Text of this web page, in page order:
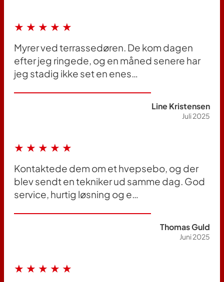
★★★★★
Myrer ved terrassedøren. De kom dagen
efter jeg ringede, og en måned senere har
jeg stadig ikke set en enes…
Line Kristensen
Juli 2025
★★★★★
Kontaktede dem om et hvepsebo, og der
blev sendt en tekniker ud samme dag. God
service, hurtig løsning og e…
Thomas Guld
Juni 2025
★★★★★